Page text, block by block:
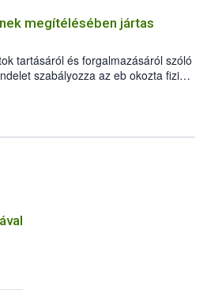
megítélésében jártas
tartásáról és forgalmazásáról szóló
szabályozza az eb okozta fizikai
keletkezésekor felmerülő
a veszélyes eb tartását és annak
megítélésében jártas szakértőt.